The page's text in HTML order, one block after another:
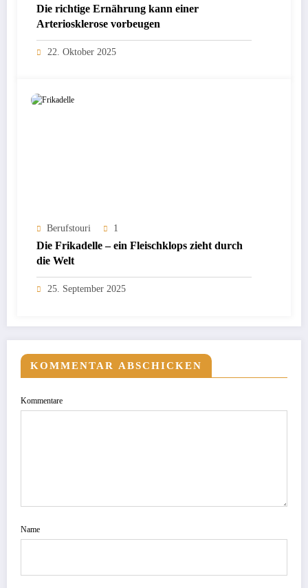
Die richtige Ernährung kann einer
Arteriosklerose vorbeugen
22. Oktober 2025
Berufstouri 1
Die Frikadelle – ein Fleischklops zieht durch
die Welt
25. September 2025
KOMMENTAR ABSCHICKEN
Kommentare
Name